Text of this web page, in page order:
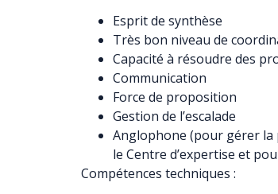
Esprit de synthèse
Très bon niveau de
Capacité à résoudre des
Communication
Force de proposition
Gestion de l’escalade
Anglophone (pour gérer
le Centre d’expertise et
Compétences techniques :